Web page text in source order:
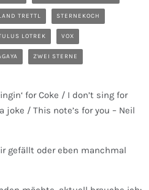
TRETTL STERNEKOCH
LOTREK VOX
ZWEI STERNE
for Coke / I don’t sing for
joke / This note’s for you – Neil
gefällt oder eben manchmal